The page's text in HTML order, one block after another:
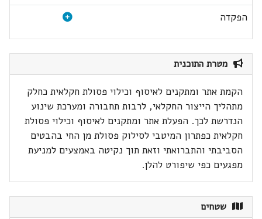
הפקדה
מטרת התוכנית
הקמת אתר ומתקנים לאיסוף וכילוי פסולת חקלאית כחלק
מתהליך הייצור החקלאי, לרבות תחבורה ומערכת שינוע
הנדרשת לכך. הפעלת אתר ומתקנים לאיסוף וכילוי פסולת
חקלאית כפתרון המיטבי לסילוק פסולת מן החי בהבטים
הסביבתי והתברואתי וזאת תוך נקיטה באמצעים למניעת
מפגעים כפי שיפורט להלן.
שטחים